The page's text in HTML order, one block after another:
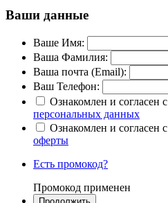
Ваши данные
Ваше Имя:
Ваша Фамилия:
Ваша почта (Email):
Ваш Телефон:
Ознакомлен и согласен с
персональных данных
Ознакомлен и согласен с
оферты
Есть промокод?
Промокод применен